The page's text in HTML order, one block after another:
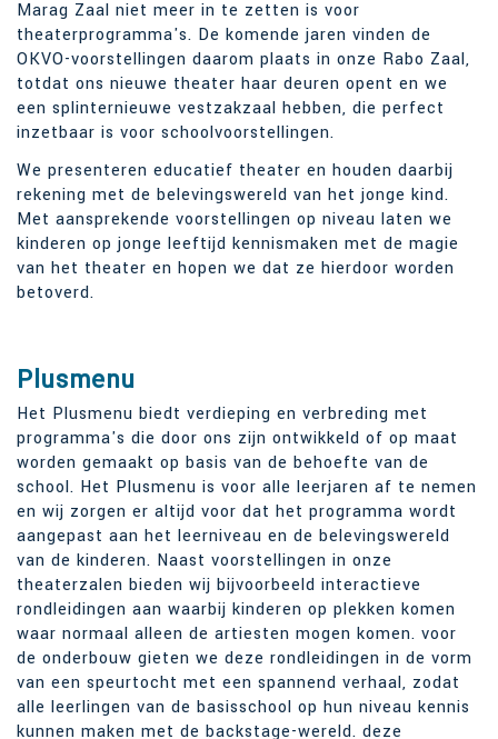
Marag Zaal niet meer in te zetten is voor
theaterprogramma's. De komende jaren vinden de
OKVO-voorstellingen daarom plaats in onze Rabo Zaal,
totdat ons nieuwe theater haar deuren opent en we
een splinternieuwe vestzakzaal hebben, die perfect
inzetbaar is voor schoolvoorstellingen.
We presenteren educatief theater en houden daarbij
rekening met de belevingswereld van het jonge kind.
Met aansprekende voorstellingen op niveau laten we
kinderen op jonge leeftijd kennismaken met de magie
van het theater en hopen we dat ze hierdoor worden
betoverd.
Plusmenu
Het Plusmenu biedt verdieping en verbreding met
programma's die door ons zijn ontwikkeld of op maat
worden gemaakt op basis van de behoefte van de
school. Het Plusmenu is voor alle leerjaren af te nemen
en wij zorgen er altijd voor dat het programma wordt
aangepast aan het leerniveau en de belevingswereld
van de kinderen. Naast voorstellingen in onze
theaterzalen bieden wij bijvoorbeeld interactieve
rondleidingen aan waarbij kinderen op plekken komen
waar normaal alleen de artiesten mogen komen. voor
de onderbouw gieten we deze rondleidingen in de vorm
van een speurtocht met een spannend verhaal, zodat
alle leerlingen van de basisschool op hun niveau kennis
kunnen maken met de backstage-wereld. deze